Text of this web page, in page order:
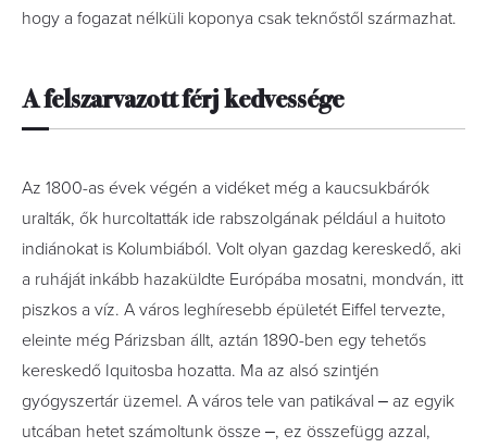
hogy a fogazat nélküli koponya csak teknőstől származhat.
A felszarvazott férj kedvessége
Az 1800-as évek végén a vidéket még a kaucsukbárók
uralták, ők hurcoltatták ide rabszolgának például a huitoto
indiánokat is Kolumbiából. Volt olyan gazdag kereskedő, aki
a ruháját inkább hazaküldte Európába mosatni, mondván, itt
piszkos a víz. A város leghíresebb épületét Eiffel tervezte,
eleinte még Párizsban állt, aztán 1890-ben egy tehetős
kereskedő Iquitosba hozatta. Ma az alsó szintjén
gyógyszertár üzemel. A város tele van patikával ‒ az egyik
utcában hetet számoltunk össze ‒, ez összefügg azzal,